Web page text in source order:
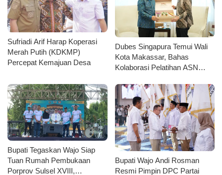
Sufriadi Arif Harap Koperasi
Merah Putih (KDKMP)
Percepat Kemajuan Desa
Dubes Singapura Temui Wali
Kota Makassar, Bahas
Kolaborasi Pelatihan ASN
Bupati Tegaskan Wajo Siap
Tuan Rumah Pembukaan
Porprov Sulsel XVIII,
Bupati Wajo Andi Rosman
Resmi Pimpin DPC Partai